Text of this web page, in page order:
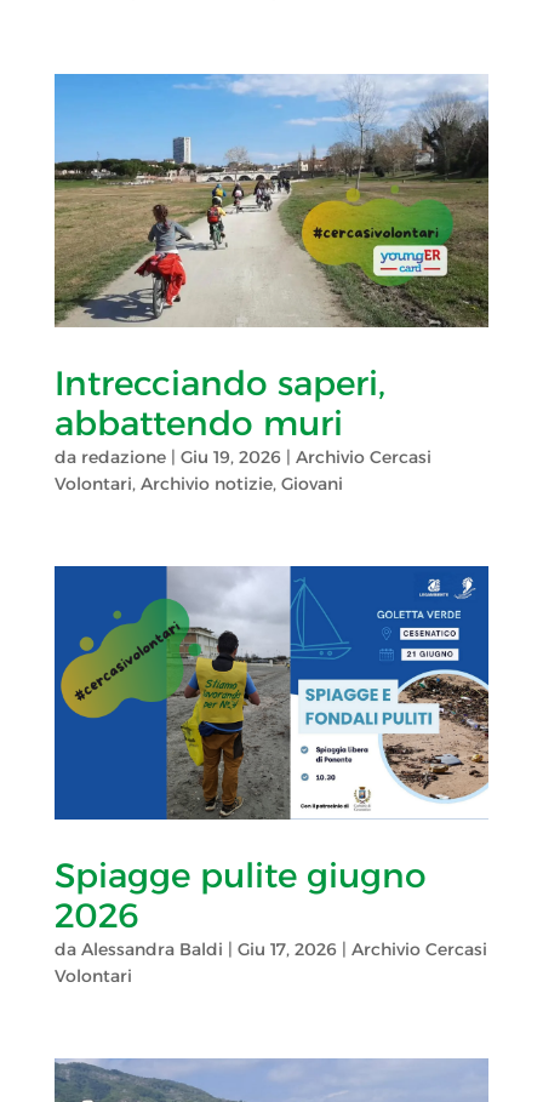
Intrecciando saperi,
abbattendo muri
da redazione| Giu 19, 2026| Archivio Cercasi
Volontari, Archivio notizie, Giovani
Spiagge pulite giugno
2026
da Alessandra Baldi | Giu 17, 2026| Archivio Cercasi
Volontari